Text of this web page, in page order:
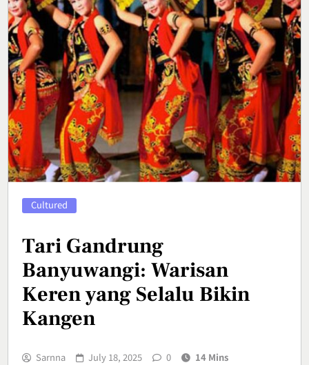
Cultured
Tari Gandrung
Banyuwangi: Warisan
Keren yang Selalu Bikin
Kangen
Sarnna July 18, 2025 0 14 Mins